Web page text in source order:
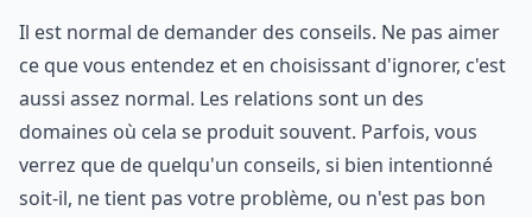
Il est normal de demander des conseils. Ne pas aimer
ce que vous entendez et en choisissant d'ignorer, c'est
aussi assez normal. Les relations sont un des
domaines où cela se produit souvent. Parfois, vous
verrez que de quelqu'un conseils, si bien intentionné
soit-il, ne tient pas votre problème, ou n'est pas bon